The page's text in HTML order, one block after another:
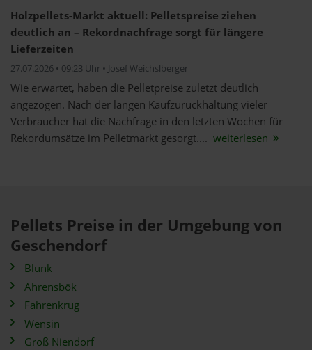
Holzpellets-Markt aktuell: Pelletspreise ziehen
deutlich an – Rekordnachfrage sorgt für längere
Lieferzeiten
27.07.2026 • 09:23 Uhr • Josef Weichslberger
Wie erwartet, haben die Pelletpreise zuletzt deutlich
angezogen. Nach der langen Kaufzurückhaltung vieler
Verbraucher hat die Nachfrage in den letzten Wochen für
Rekordumsätze im Pelletmarkt gesorgt.... weiterlesen
Pellets Preise in der Umgebung von
Geschendorf
Blunk
Ahrensbök
Fahrenkrug
Wensin
Groß Niendorf